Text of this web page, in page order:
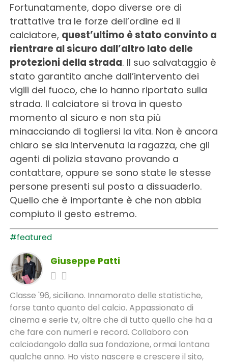
Fortunatamente, dopo diverse ore di
trattative tra le forze dell’ordine ed il
calciatore, quest’ultimo è stato convinto a
rientrare al sicuro dall’altro lato delle
protezioni della strada. Il suo salvataggio è
stato garantito anche dall’intervento dei
vigili del fuoco, che lo hanno riportato sulla
strada. Il calciatore si trova in questo
momento al sicuro e non sta più
minacciando di togliersi la vita. Non è ancora
chiaro se sia intervenuta la ragazza, che gli
agenti di polizia stavano provando a
contattare, oppure se sono state le stesse
persone presenti sul posto a dissuaderlo.
Quello che è importante è che non abbia
compiuto il gesto estremo.
#featured
Giuseppe Patti
Classe '96, siciliano. Innamorato delle statistiche,
forse tanto quanto del calcio. Appassionato di
cinema e serie tv, oltre che di tutto quello che ha a
che fare con numeri e record. Collaboro con
calciodangolo dalla sua fondazione, ormai lontana
qualche anno. Ho visto nascere e crescere il sito,